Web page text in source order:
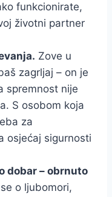
funkcionirate,
životni partner
Zove u
zagrljaj – on je
spremnost nije
S osobom koja
za
osjećaj sigurnosti
dobar – obrnuto
o ljubomori,